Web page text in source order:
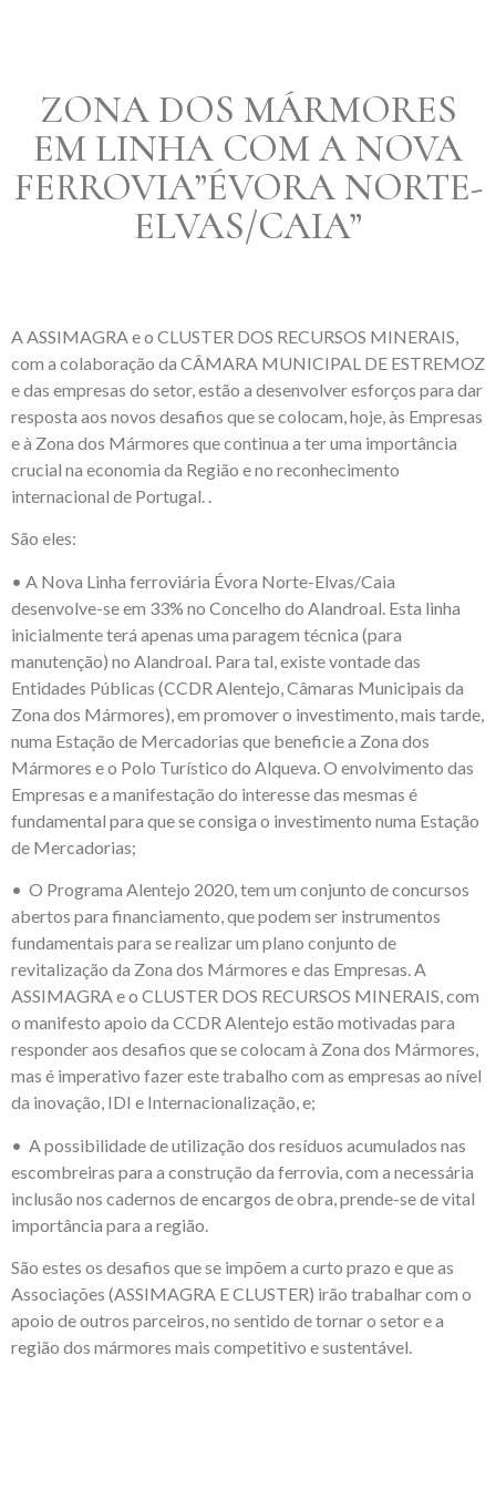
ZONA DOS MÁRMORES
EM LINHA COM A NOVA
FERROVIA”ÉVORA NORTE-
ELVAS/CAIA”
A ASSIMAGRA e o CLUSTER DOS RECURSOS MINERAIS,
com a colaboração da CÂMARA MUNICIPAL DE ESTREMOZ
e das empresas do setor, estão a desenvolver esforços para dar
resposta aos novos desafios que se colocam, hoje, às Empresas
e à Zona dos Mármores que continua a ter uma importância
crucial na economia da Região e no reconhecimento
internacional de Portugal. .
São eles:
• A Nova Linha ferroviária Évora Norte-Elvas/Caia
desenvolve-se em 33% no Concelho do Alandroal. Esta linha
inicialmente terá apenas uma paragem técnica (para
manutenção) no Alandroal. Para tal, existe vontade das
Entidades Públicas (CCDR Alentejo, Câmaras Municipais da
Zona dos Mármores), em promover o investimento, mais tarde,
numa Estação de Mercadorias que beneficie a Zona dos
Mármores e o Polo Turístico do Alqueva. O envolvimento das
Empresas e a manifestação do interesse das mesmas é
fundamental para que se consiga o investimento numa Estação
de Mercadorias;
• O Programa Alentejo 2020, tem um conjunto de concursos
abertos para financiamento, que podem ser instrumentos
fundamentais para se realizar um plano conjunto de
revitalização da Zona dos Mármores e das Empresas. A
ASSIMAGRA e o CLUSTER DOS RECURSOS MINERAIS, com
o manifesto apoio da CCDR Alentejo estão motivadas para
responder aos desafios que se colocam à Zona dos Mármores,
mas é imperativo fazer este trabalho com as empresas ao nível
da inovação, IDI e Internacionalização, e;
• A possibilidade de utilização dos resíduos acumulados nas
escombreiras para a construção da ferrovia, com a necessária
inclusão nos cadernos de encargos de obra, prende-se de vital
importância para a região.
São estes os desafios que se impõem a curto prazo e que as
Associações (ASSIMAGRA E CLUSTER) irão trabalhar com o
apoio de outros parceiros, no sentido de tornar o setor e a
região dos mármores mais competitivo e sustentável.